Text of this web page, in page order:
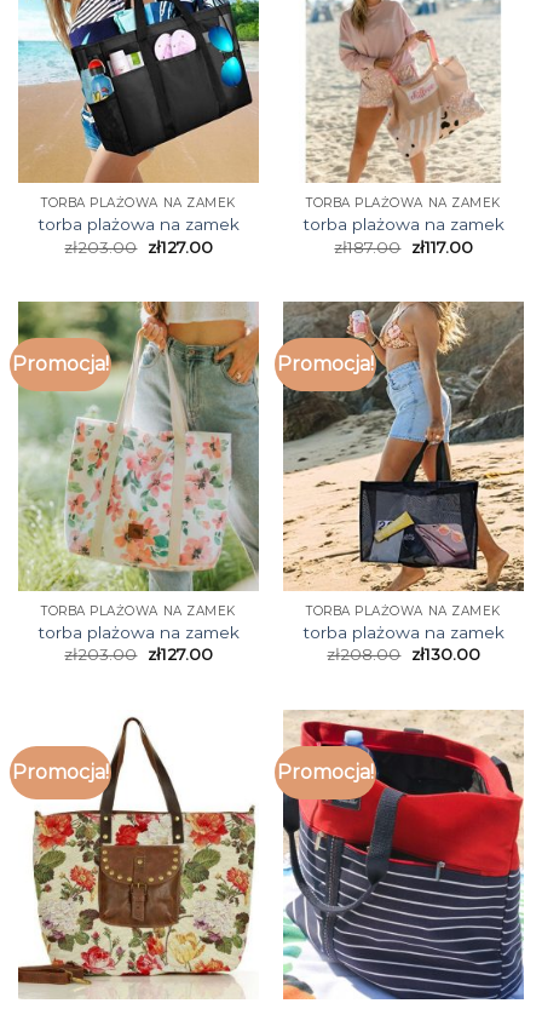
TORBA PLAŻOWA NA ZAMEK
torba plażowa na zamek
zł203.00 zł127.00
TORBA PLAŻOWA NA ZAMEK
torba plażowa na zamek
zł187.00 zł117.00
Promocja!
TORBA PLAŻOWA NA ZAMEK
torba plażowa na zamek
zł203.00 zł127.00
Promocja!
TORBA PLAŻOWA NA ZAMEK
torba plażowa na zamek
zł208.00 zł130.00
Promocja! Promocja!